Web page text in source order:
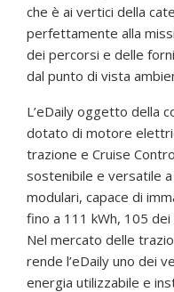
che è ai vertici della
perfettamente alla
dei percorsi e delle
dal punto di vista
L’eDaily oggetto della
dotato di motore
trazione e Cruise
sostenibile e versatile
modulari, capace di
fino a 111 kWh, 105
Nel mercato delle
rende l’eDaily uno dei
energia utilizzabile e